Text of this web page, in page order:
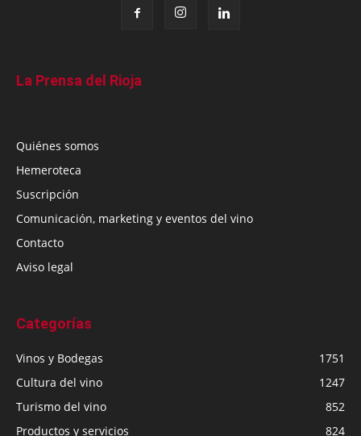
La Prensa del Rioja
Quiénes somos
Hemeroteca
Suscripción
Comunicación, marketing y eventos del vino
Contacto
Aviso legal
Categorías
Vinos y Bodegas
1751
Cultura del vino
1247
Turismo del vino
852
Productos y servicios
824